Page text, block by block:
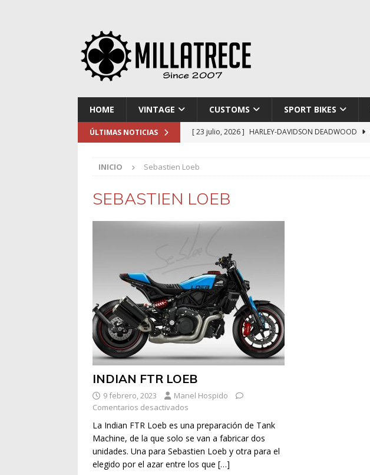
HOME VINTAGE CUSTOMS SPORT BIKES
ÚLTIMAS NOTICIAS [ 23 julio, 2026 ] HARLEY-DAVIDSON DEADWOOD
[ 9 julio, 2026 ]
[ 2 julio, 2026 ]
INICIO Sebastien Loeb
SEBASTIEN LOEB
INDIAN FTR LOEB
9 febrero, 2023
Manel Hospido
Comentarios desactivados
La Indian FTR Loeb es una preparación de Tank
Machine, de la que solo se van a fabricar dos
unidades. Una para Sebastien Loeb y otra para el
elegido por el azar entre los que […]